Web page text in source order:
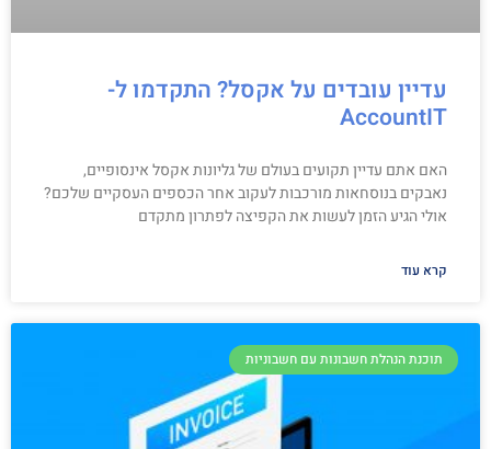
עדיין עובדים על אקסל? התקדמו ל-
AccountIT
האם אתם עדיין תקועים בעולם של גליונות אקסל אינסופיים,
נאבקים בנוסחאות מורכבות לעקוב אחר הכספים העסקיים שלכם?
אולי הגיע הזמן לעשות את הקפיצה לפתרון מתקדם
קרא עוד
תוכנת הנהלת חשבונות עם חשבוניות